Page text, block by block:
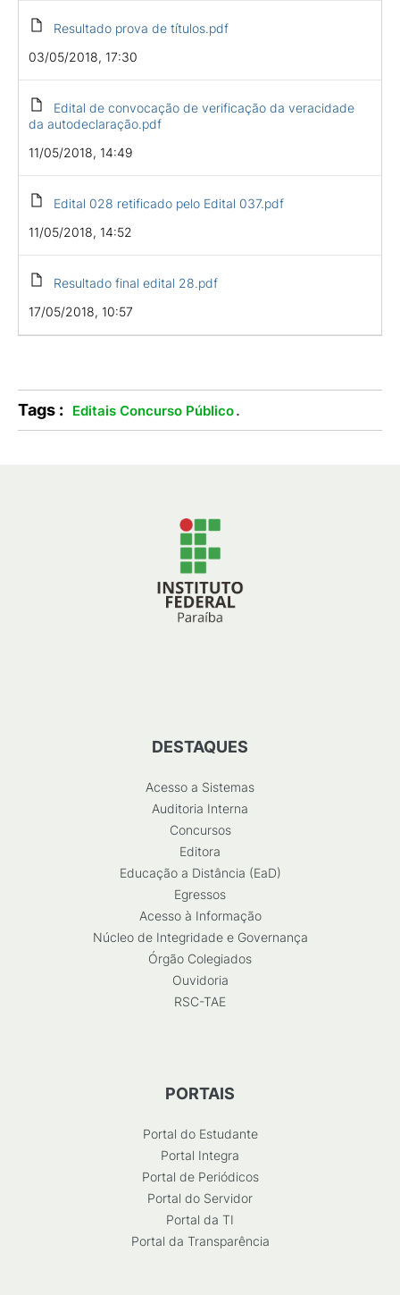
Resultado prova de títulos.pdf
03/05/2018, 17:30
Edital de convocação de verificação da veracidade
da autodeclaração.pdf
11/05/2018, 14:49
Edital 028 retificado pelo Edital 037.pdf
11/05/2018, 14:52
Resultado final edital 28.pdf
17/05/2018, 10:57
Tags : Editais Concurso Público.
DESTAQUES
Acesso a Sistemas
Auditoria Interna
Concursos
Editora
Educação a Distância (EaD)
Egressos
Acesso à Informação
Núcleo de Integridade e Governança
Órgão Colegiados
Ouvidoria
RSC-TAE
PORTAIS
Portal do Estudante
Portal Integra
Portal de Periódicos
Portal do Servidor
Portal da TI
Portal da Transparência